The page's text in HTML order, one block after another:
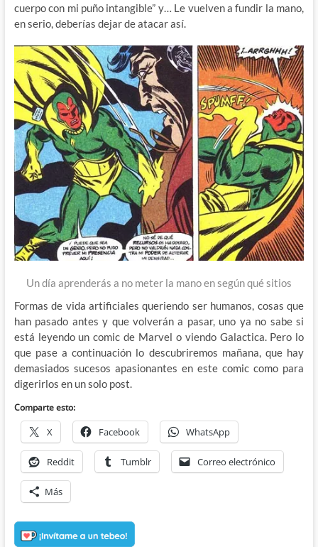
cuerpo con mi puño intangible” y… Le vuelven a fundir la mano,
en serio, deberías dejar de atacar así.
Un día aprenderás a no meter la mano en según qué sitios
Formas de vida artificiales queriendo ser humanos, cosas que
han pasado antes y que volverán a pasar, uno ya no sabe si
está leyendo un comic de Marvel o viendo Galactica. Pero lo
que pase a continuación lo descubriremos mañana, que hay
demasiados sucesos apasionantes en este comic como para
digerirlos en un solo post.
Comparte esto:
X Facebook WhatsApp
Reddit Tumblr Correo electrónico
Más